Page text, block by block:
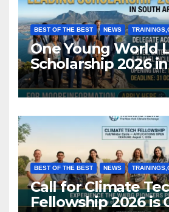
BEST OF THE BEST NEWS
One Young World
Scholarship 2026
Africa (Fully
BEST OF THE BEST NEWS
Call for Climate
Fellowship 2026 is